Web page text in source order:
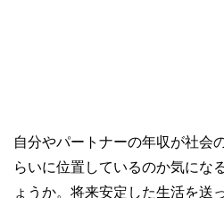
自分やパートナーの年収が社会
らいに位置しているのか気にな
ょうか。将来安定した生活を送